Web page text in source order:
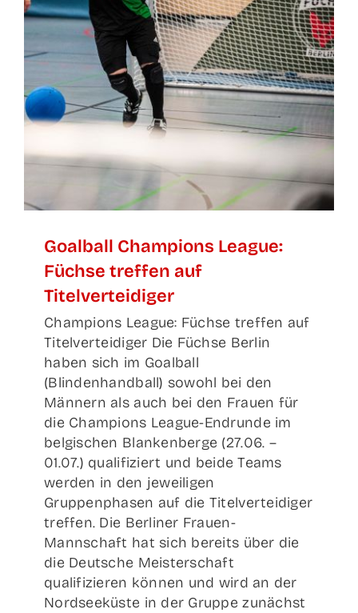
Goal­ball Cham­pi­ons League:
Füch­se tref­fen auf
Titelverteidiger
Champions League: Füchse treffen auf
Titelverteidiger Die Füchse Berlin
haben sich im Goalball
(Blindenhandball) sowohl bei den
Männern als auch bei den Frauen für
die Champions League-Endrunde im
belgischen Blankenberge (27.06. –
01.07.) qualifiziert und beide Teams
werden in den jeweiligen
Gruppenphasen auf die Titelverteidiger
treffen. Die Berliner Frauen-
Mannschaft hat sich bereits über die
die Deutsche Meisterschaft
qualifizieren können und wird an der
Nordseeküste in der Gruppe zunächst